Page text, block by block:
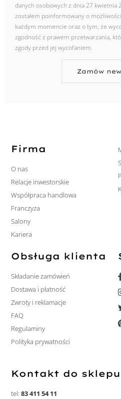
danych osobowych z dnia 27 kwietnia
zostałem poinformowany o
każdym momencie oraz o tym, że
zgodność z prawem przetwarzania,
zgody przed jej wycofaniem.
Zamów
Firma
O nas
Relacje inwestorskie
Współpraca handlowa
Franczyza
Salony
Kariera
Obsługa klienta
Składanie zamówień
Dostawa i płatność
Zwroty i reklamacje
FAQ
Regulaminy
Polityka prywatności
Kontakt do
tel: 83 411 54 11